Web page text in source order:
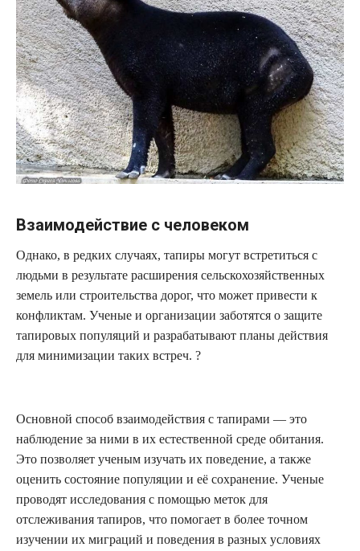
Взаимодействие с человеком
Однако, в редких случаях, тапиры могут встретиться с
людьми в результате расширения сельскохозяйственных
земель или строительства дорог, что может привести к
конфликтам. Ученые и организации заботятся о защите
тапировых популяций и разрабатывают планы действия
для минимизации таких встреч. ?
Основной способ взаимодействия с тапирами — это
наблюдение за ними в их естественной среде обитания.
Это позволяет ученым изучать их поведение, а также
оценить состояние популяции и её сохранение. Ученые
проводят исследования с помощью меток для
отслеживания тапиров, что помогает в более точном
изучении их миграций и поведения в разных условиях